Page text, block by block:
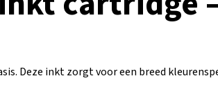
Deze inkt zorgt voor een breed